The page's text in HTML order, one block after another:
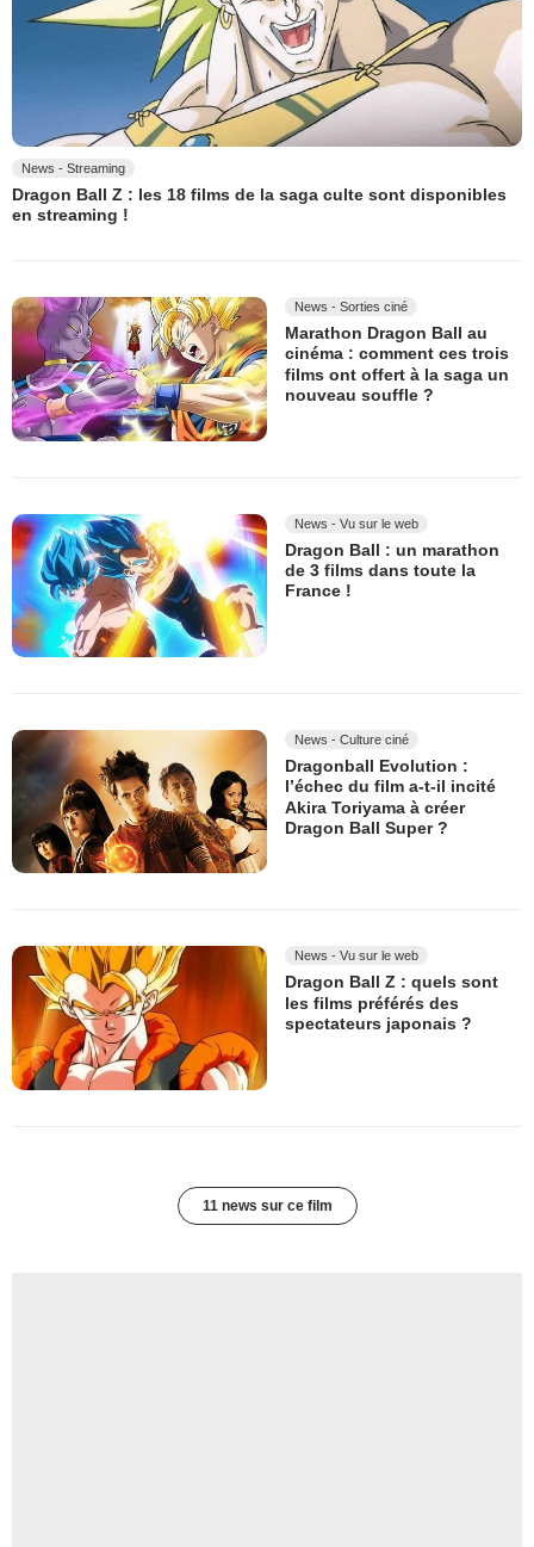
News - Streaming
Dragon Ball Z : les 18 films de la saga culte sont disponibles
en streaming !
News - Sorties ciné
Marathon Dragon Ball au
cinéma : comment ces trois
films ont offert à la saga un
nouveau souffle ?
News - Vu sur le web
Dragon Ball : un marathon
de 3 films dans toute la
France !
News - Culture ciné
Dragonball Evolution :
l’échec du film a-t-il incité
Akira Toriyama à créer
Dragon Ball Super ?
News - Vu sur le web
Dragon Ball Z : quels sont
les films préférés des
spectateurs japonais ?
11 news sur ce film